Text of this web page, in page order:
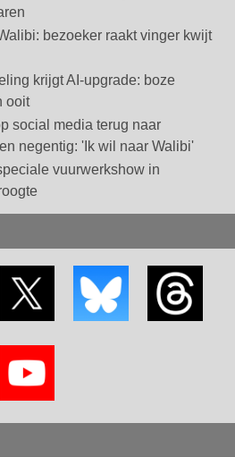
bezoeker raakt vinger kwijt
krijgt AI-upgrade: boze
ooit
social media terug naar
negentig: 'Ik wil naar Walibi'
vuurwerkshow in